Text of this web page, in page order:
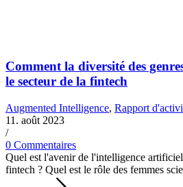
Comment la diversité des
le secteur de la fintech
Augmented Intelligence, Rapport
11. août 2023
/
0 Commentaires
Quel est l'avenir de l'intelligence
fintech ? Quel est le rôle des femmes